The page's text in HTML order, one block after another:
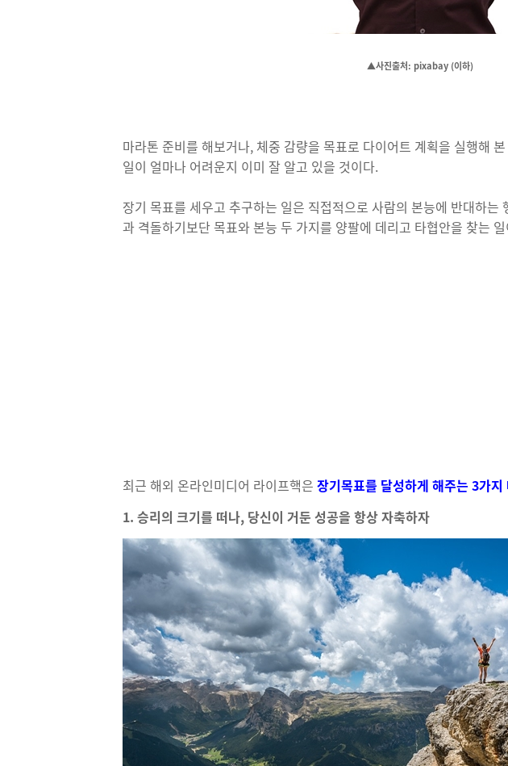
▲사진출처: pixabay (이하)
마라톤 준비를 해보거나, 체중 감량을 목표로 다이어트 계획을 실행해
일이 얼마나 어려운지 이미 잘 알고 있을 것이다.
장기 목표를 세우고 추구하는 일은 직접적으로 사람의 본능에 반대하는
과 격돌하기보단 목표와 본능 두 가지를 양팔에 데리고 타협안을 찾는
최근 해외 온라인미디어 라이프핵은 장기목표를 달성하게 해주는 3가지
1. 승리의 크기를 떠나, 당신이 거둔 성공을 항상 자축하자